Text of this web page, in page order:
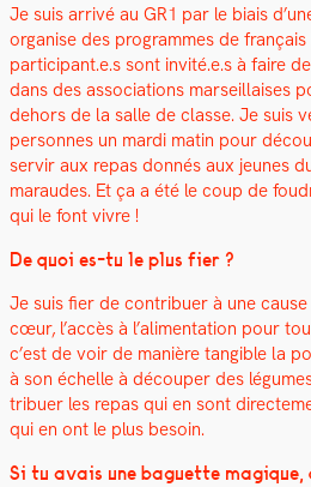
Je suis arrivé au GR1 par le biais
organ­ise des pro­grammes de français
participant.e.s sont invité.e.s à faire
dans des asso­ci­a­tions mar­seil­lais­es
dehors de la salle de classe. Je suis
per­son­nes un mar­di matin pour
servir aux repas don­nés aux jeunes
maraudes. Et ça a été le coup de
qui le font vivre !
De quoi es-tu le plus fier ?
Je suis fier de con­tribuer à une
cœur, l’ac­cès à l’al­i­men­ta­tion pour
c’est de voir de manière tan­gi­ble la
à son échelle à découper des
tribuer les repas qui en sont
qui en ont le plus besoin.
Si tu avais une baguette mag­ique,